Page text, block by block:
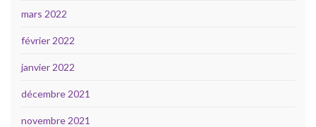
mars 2022
février 2022
janvier 2022
décembre 2021
novembre 2021